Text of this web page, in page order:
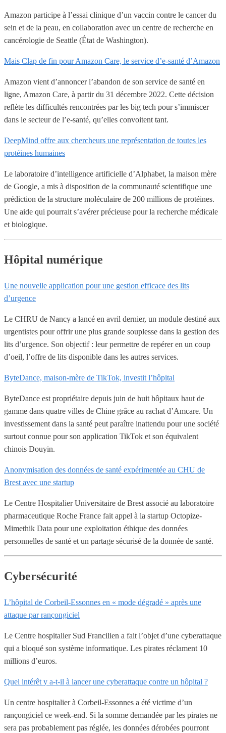
Amazon participe à l’essai clinique d’un vaccin contre le cancer du
sein et de la peau, en collaboration avec un centre de recherche en
cancérologie de Seattle (État de Washington).
Mais Clap de fin pour Amazon Care, le service d’e-santé d’Amazon
Amazon vient d’annoncer l’abandon de son service de santé en
ligne, Amazon Care, à partir du 31 décembre 2022. Cette décision
reflète les difficultés rencontrées par les big tech pour s’immiscer
dans le secteur de l’e-santé, qu’elles convoitent tant.
DeepMind offre aux chercheurs une représentation de toutes les
protéines humaines
Le laboratoire d’intelligence artificielle d’Alphabet, la maison mère
de Google, a mis à disposition de la communauté scientifique une
prédiction de la structure moléculaire de 200 millions de protéines.
Une aide qui pourrait s’avérer précieuse pour la recherche médicale
et biologique.
Hôpital numérique
Une nouvelle application pour une gestion efficace des lits
d’urgence
Le CHRU de Nancy a lancé en avril dernier, un module destiné aux
urgentistes pour offrir une plus grande souplesse dans la gestion des
lits d’urgence. Son objectif : leur permettre de repérer en un coup
d’oeil, l’offre de lits disponible dans les autres services.
ByteDance, maison-mère de TikTok, investit l’hôpital
ByteDance est propriétaire depuis juin de huit hôpitaux haut de
gamme dans quatre villes de Chine grâce au rachat d’Amcare. Un
investissement dans la santé peut paraître inattendu pour une société
surtout connue pour son application TikTok et son équivalent
chinois Douyin.
Anonymisation des données de santé expérimentée au CHU de
Brest avec une startup
Le Centre Hospitalier Universitaire de Brest associé au laboratoire
pharmaceutique Roche France fait appel à la startup Octopize-
Mimethik Data pour une exploitation éthique des données
personnelles de santé et un partage sécurisé de la donnée de santé.
Cybersécurité
L’hôpital de Corbeil-Essonnes en « mode dégradé » après une
attaque par rançongiciel
Le Centre hospitalier Sud Francilien a fait l’objet d’une cyberattaque
qui a bloqué son système informatique. Les pirates réclament 10
millions d’euros.
Quel intérêt y a-t-il à lancer une cyberattaque contre un hôpital ?
Un centre hospitalier à Corbeil-Essonnes a été victime d’un
rançongiciel ce week-end. Si la somme demandée par les pirates ne
sera pas probablement pas réglée, les données dérobées pourront